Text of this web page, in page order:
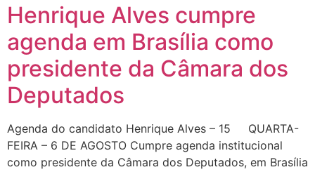
Henrique Alves cumpre
agenda em Brasília como
presidente da Câmara dos
Deputados
Agenda do candidato Henrique Alves – 15 QUARTA-
FEIRA – 6 DE AGOSTO Cumpre agenda institucional
como presidente da Câmara dos Deputados, em Brasília